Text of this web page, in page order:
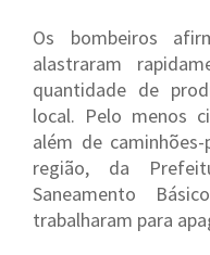
Os bombeiros
alastraram
quantidade de
local. Pelo menos
além de
região, da
Saneamento
trabalharam para